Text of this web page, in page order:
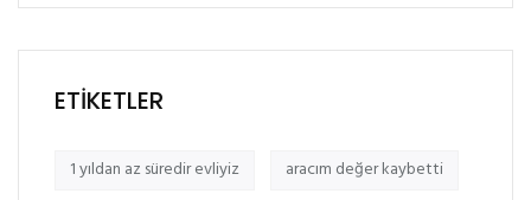
ETIKETLER
1 yıldan az süredir evliyiz aracım değer kaybetti